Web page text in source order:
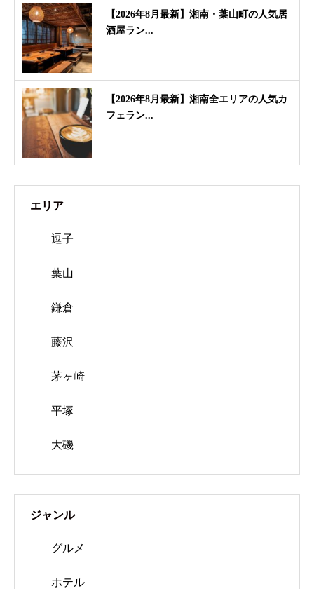
【2026年8月最新】湘南・葉山町の人気居
酒屋ラン...
【2026年8月最新】湘南全エリアの人気カ
フェラン...
エリア
逗子
葉山
鎌倉
藤沢
茅ヶ崎
平塚
大磯
ジャンル
グルメ
ホテル